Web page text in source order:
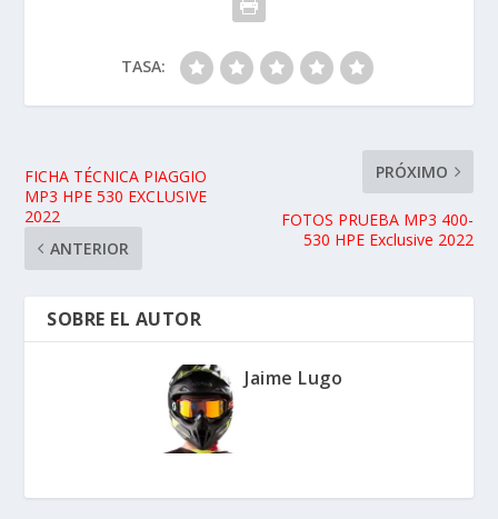
TASA:
FICHA TÉCNICA PIAGGIO
MP3 HPE 530 EXCLUSIVE
2022
ANTERIOR
PRÓXIMO
FOTOS PRUEBA MP3 400-
530 HPE Exclusive 2022
SOBRE EL AUTOR
Jaime Lugo